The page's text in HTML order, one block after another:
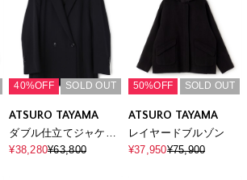
40%OFF SOLD OUT
ATSURO TAYAMA
ダブル仕立てジャケッ
ト
¥38,280¥63,800
50%OFF SOLD OUT
ATSURO TAYAMA
レイヤードブルゾン
¥37,950¥75,900